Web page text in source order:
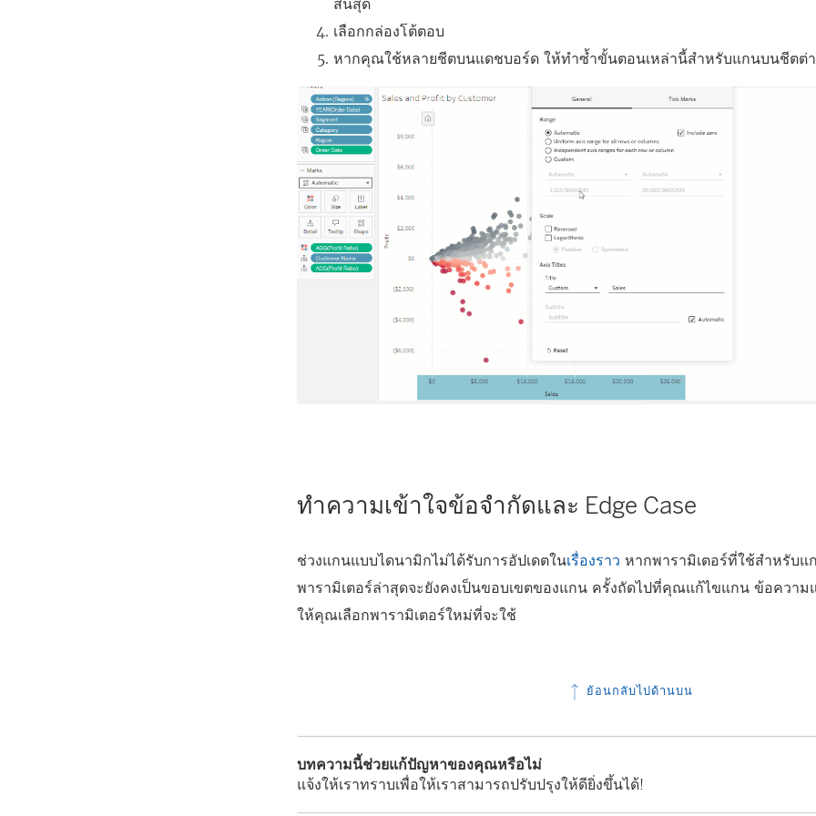
สิ้นสุด
เลือกกล่องโต้ตอบ
หากคุณใช้หลายชีตบนแดชบอร์ด ให้ทำซ้ำขั้นตอนเหล่านี้สำหรับแกนบนชีตต่
ทำความเข้าใจข้อจำกัดและ Edge Case
ช่วงแกนแบบไดนามิกไม่ได้รับการอัปเดตในเรื่องราว หากพารามิเตอร์ที่ใช้สำหรับ
พารามิเตอร์ล่าสุดจะยังคงเป็นขอบเขตของแกน ครั้งถัดไปที่คุณแก้ไขแกน ข้อความ
ให้คุณเลือกพารามิเตอร์ใหม่ที่จะใช้
ย้อนกลับไปด้านบน
บทความนี้ช่วยแก้ปัญหาของคุณหรือไม่
แจ้งให้เราทราบเพื่อให้เราสามารถปรับปรุงให้ดียิ่งขึ้นได้!